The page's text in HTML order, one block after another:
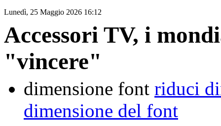
Lunedì, 25 Maggio 2026 16:12
Accessori TV, i
"vincere"
dimensione font riduci
dimensione del font